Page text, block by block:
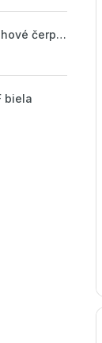
Elektronické obehové čerpadlo NOVA 25-60/130 úsporné na kúrenie
biela